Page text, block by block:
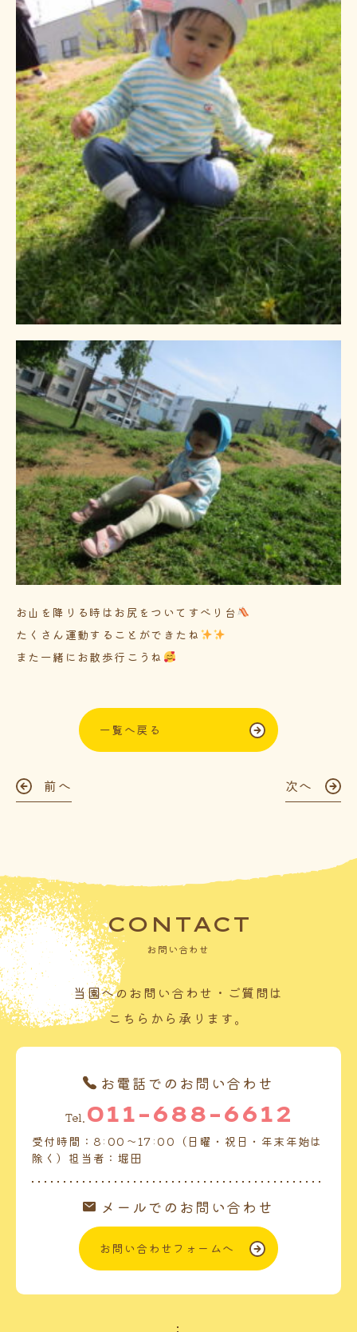
お山を降りる時はお尻をついてすべり台
たくさん運動することができたね
また一緒にお散歩行こうね
一覧へ戻る
前へ 次へ
CONTACT
お問い合わせ
当園へのお問い合わせ・ご質問は
こちらから承ります。
お電話でのお問い合わせ
Tel. 011-688-6612
受付時間：8:00～17:00（日曜・祝日・年末年始は
除く）担当者：堀田
メールでのお問い合わせ
お問い合わせフォームへ